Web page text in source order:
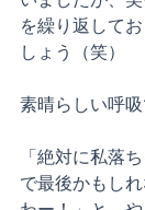
を繰り返して
しょう（笑）
素晴らしい呼吸
「絶対に私落
で最後かもし